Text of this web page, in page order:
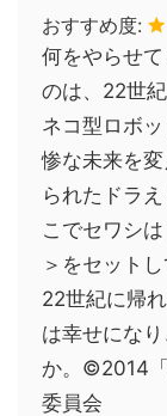
おすすめ度:
何をやらせ
のは、22世
ネコ型ロボ
惨な未来を
られたドラ
こでセワシ
＞をセット
22世紀に帰
は幸せにな
か。©2014
委員会